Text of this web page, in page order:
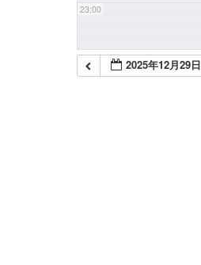
23:00
2025年12月29日